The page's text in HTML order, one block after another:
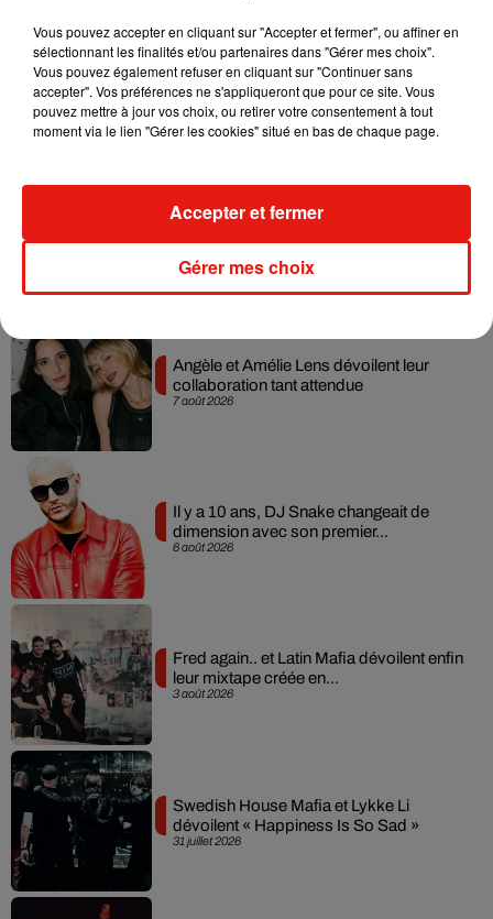
Musique
RÜFÜS DU SOL annonce un nouvel
7 août 2026
Angèle et Amélie Lens dévoilent leur
collaboration tant attendue
6 août 2026
Il y a 10 ans, DJ Snake changeait de
dimension avec son premier...
3 août 2026
Fred again.. et Latin Mafia dévoilent enfin
leur mixtape créée en...
31 juillet 2026
Swedish House Mafia et Lykke Li
dévoilent « Happiness Is So Sad »
Vous pouvez accepter en cliquant sur "Accepter et fermer", ou affiner en
sélectionnant les finalités et/ou partenaires dans "Gérer mes choix".
Vous pouvez également refuser en cliquant sur "Continuer sans
accepter". Vos préférences ne s'appliqueront que pour ce site. Vous
pouvez mettre à jour vos choix, ou retirer votre consentement à tout
moment via le lien "Gérer les cookies" situé en bas de chaque page.
Gérer mes choix
Accepter et fermer